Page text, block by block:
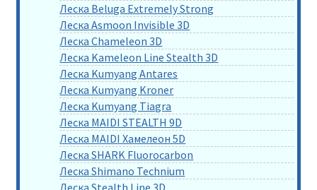
Леска Beluga Extremely Strong
Леска Asmoon Invisible 3D
Леска Chameleon 3D
Леска Kameleon Line Stealth 3D
Леска Kumyang Antares
Леска Kumyang Kroner
Леска Kumyang Tiagra
Леска MAIDI STEALTH 9D
Леска MAIDI Хамелеон 5D
Леска SHARK Fluorocarbon
Леска Shimano Technium
Леска Stealth Line 3D